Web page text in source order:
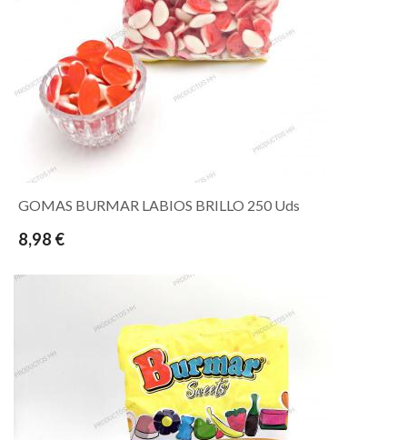
GOMAS BURMAR LABIOS BRILLO 250 Uds
8,98 €